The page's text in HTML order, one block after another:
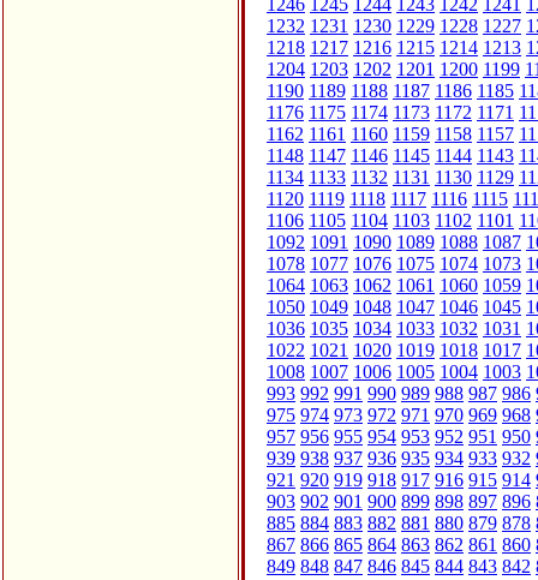
1246 1245 1244 1243 1242 1241
1232 1231 1230 1229 1228 1227
1218 1217 1216 1215 1214 1213
1204 1203 1202 1201 1200 1199
1190 1189 1188 1187 1186 1185
1176 1175 1174 1173 1172 1171
1162 1161 1160 1159 1158 1157
1148 1147 1146 1145 1144 1143
1134 1133 1132 1131 1130 1129
1120 1119 1118 1117 1116 1115
1106 1105 1104 1103 1102 1101
1092 1091 1090 1089 1088 1087
1078 1077 1076 1075 1074 1073
1064 1063 1062 1061 1060 1059
1050 1049 1048 1047 1046 1045
1036 1035 1034 1033 1032 1031
1022 1021 1020 1019 1018 1017
1008 1007 1006 1005 1004 1003
993 992 991 990 989 988 987 986
975 974 973 972 971 970 969 968
957 956 955 954 953 952 951 950
939 938 937 936 935 934 933 932
921 920 919 918 917 916 915 914
903 902 901 900 899 898 897 896
885 884 883 882 881 880 879 878
867 866 865 864 863 862 861 860
849 848 847 846 845 844 843 842